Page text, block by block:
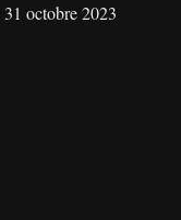
31 octobre 2023